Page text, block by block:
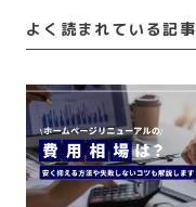
よく読まれている記事